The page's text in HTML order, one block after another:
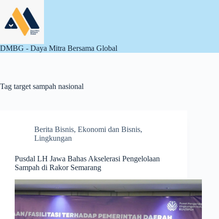
content
DMBG - Daya Mitra Bersama Global
Tag target sampah nasional
Berita Bisnis, Ekonomi dan Bisnis,
Lingkungan
Pusdal LH Jawa Bahas Akselerasi Pengelolaan
Sampah di Rakor Semarang